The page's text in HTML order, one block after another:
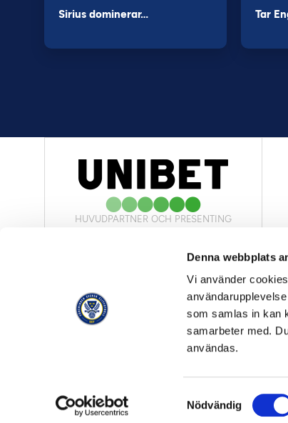
Denna webbplats
Vi använder
som samlas in kan
samarbeter med.
användas.
Samtyckesval
Nödvändig
Sirius dominerar… Tar
HUVUDPARTNER OCH PRESENTING
OFFICIELL LEVERANTÖR
© Allsvenskan 2026